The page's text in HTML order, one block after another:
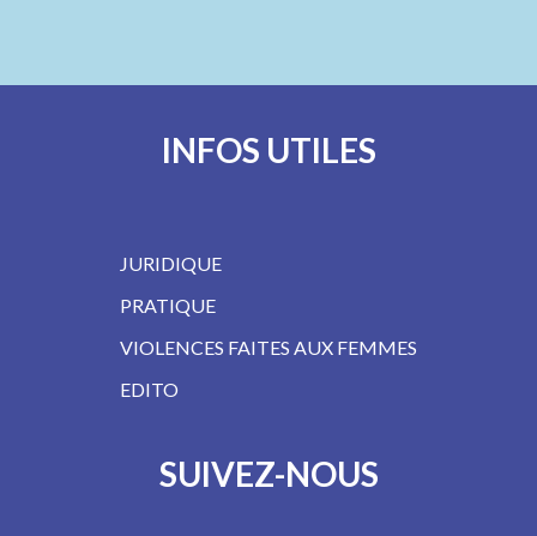
INFOS UTILES
JURIDIQUE
PRATIQUE
VIOLENCES FAITES AUX FEMMES
EDITO
SUIVEZ-NOUS